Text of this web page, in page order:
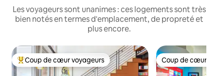
Les voyageurs sont unanimes : ces logements sont très
bien notés en termes d'emplacement, de propreté et
plus encore.
Coups de cœur voyageurs les plus appréciés
Coup de cœur voyageurs Coup de cœur
Coup de cœur